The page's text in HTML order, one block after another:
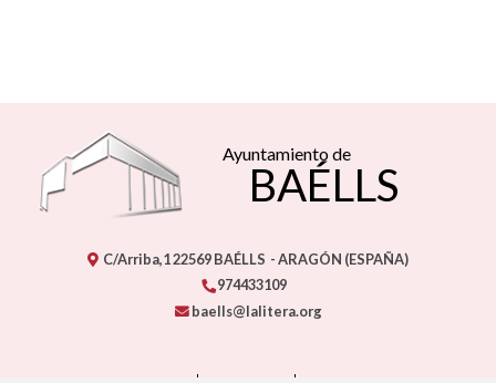
Ayuntamiento de
BAÉLLS
C/Arriba,122569BAÉLLS - ARAGÓN (ESPAÑA)
974433109
baells@lalitera.org